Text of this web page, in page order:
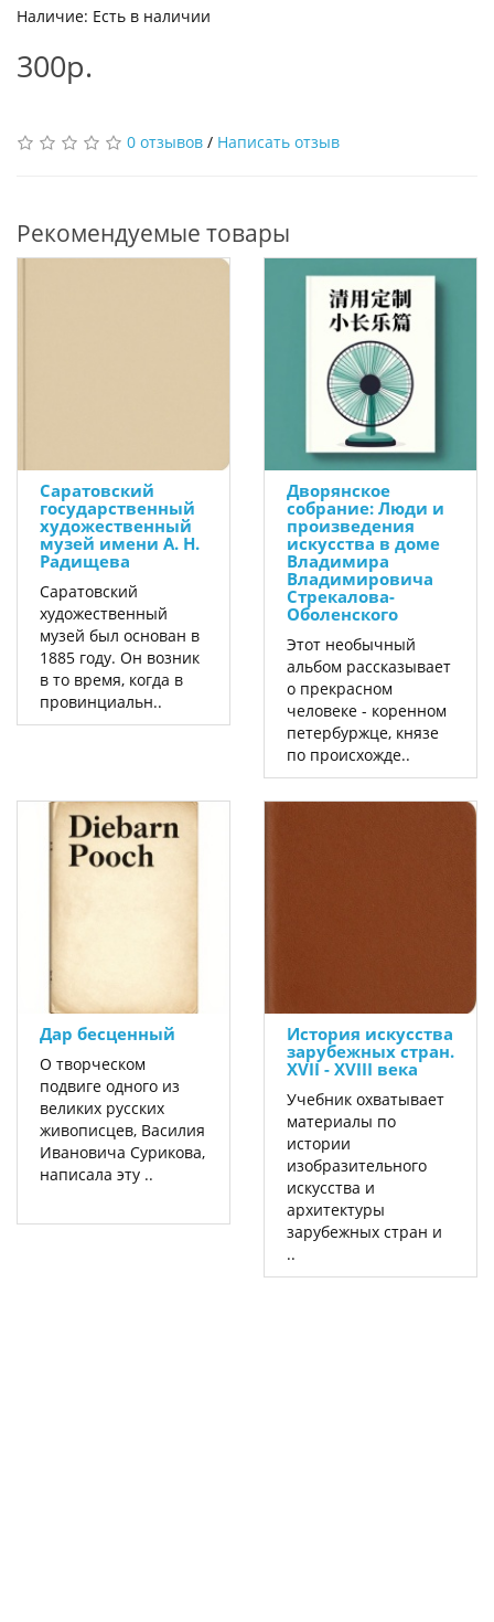
Наличие: Есть в наличии
300р.
0 отзывов / Написать отзыв
Рекомендуемые товары
Саратовский
государственный
художественный
музей имени А. Н.
Радищева
Саратовский
художественный
музей был основан в
1885 году. Он возник
в то время, когда в
провинциальн..
Дворянское
собрание: Люди и
произведения
искусства в доме
Владимира
Владимировича
Стрекалова-
Оболенского
Этот необычный
альбом рассказывает
о прекрасном
человеке - коренном
петербуржце, князе
по происхожде..
Дар бесценный
О творческом
подвиге одного из
великих русских
живописцев, Василия
Ивановича Сурикова,
написала эту ..
История искусства
зарубежных стран.
XVII - XVIII века
Учебник охватывает
материалы по
истории
изобразительного
искусства и
архитектуры
зарубежных стран и
..